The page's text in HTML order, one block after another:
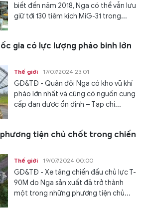
biết đến năm 2018, Nga có thể vẫn lưu
giữ tới 130 tiêm kích MiG-31 trong...
gia có lực lượng pháo binh lớn
Thế giới 17/07/2024 23:01
GD&TĐ - Quân đội Nga có kho vũ khí
pháo lớn nhất và cũng có nguồn cung
cấp đạn dược ổn định – Tạp chí...
tiện chủ chốt trong chiến
Thế giới 19/07/2024 00:00
GD&TĐ - Xe tăng chiến đấu chủ lực T-
90M do Nga sản xuất đã trở thành
một trong những phương tiện chủ...